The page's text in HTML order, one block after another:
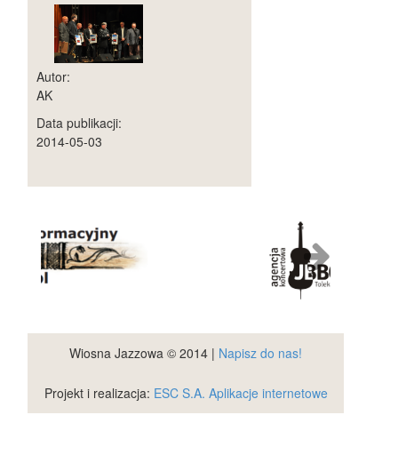
Autor:
AK
Data publikacji:
2014-05-03
Wiosna Jazzowa © 2014 | Napisz do nas!
Projekt i realizacja: ESC S.A. Aplikacje internetowe